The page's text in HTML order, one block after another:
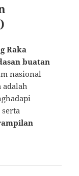
Raka
buatan
nasional